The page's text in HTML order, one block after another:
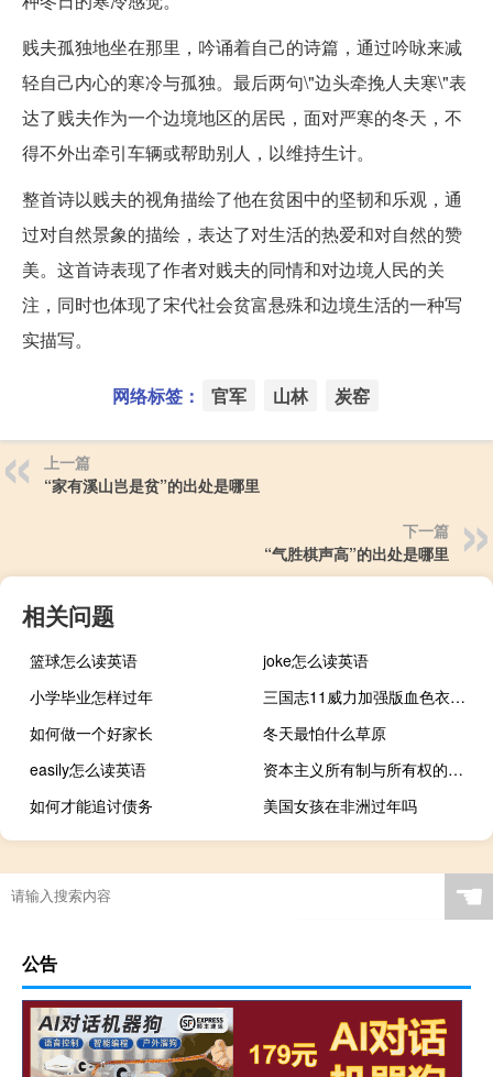
贱夫孤独地坐在那里，吟诵着自己的诗篇，通过吟咏来减
轻自己内心的寒冷与孤独。最后两句\"边头牵挽人夫寒\"表
达了贱夫作为一个边境地区的居民，面对严寒的冬天，不
得不外出牵引车辆或帮助别人，以维持生计。
整首诗以贱夫的视角描绘了他在贫困中的坚韧和乐观，通
过对自然景象的描绘，表达了对生活的热爱和对自然的赞
美。这首诗表现了作者对贱夫的同情和对边境人民的关
注，同时也体现了宋代社会贫富悬殊和边境生活的一种写
实描写。
网络标签： 官军 山林 炭窑
上一篇
“家有溪山岂是贫”的出处是哪里
下一篇
“气胜棋声高”的出处是哪里
相关问题
篮球怎么读英语
joke怎么读英语
小学毕业怎样过年
三国志11威力加强版血色衣冠 V5.0 中文免费版（三国志11威力加强版血色衣冠 V5.0 中文免费版功能简介）
如何做一个好家长
冬天最怕什么草原
easily怎么读英语
资本主义所有制与所有权的关系是
如何才能追讨债务
美国女孩在非洲过年吗
☚
公告